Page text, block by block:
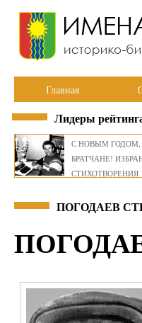
Главная
Лидеры
С НОВЫМ ГОДОМ,
БРАТЧАНЕ!
СТИХОТВОРЕНИЯ
ПОГОДАЕВ